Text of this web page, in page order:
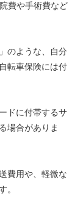
費や手術費など
のような、自分
転車保険には付
ドに付帯するサ
場合がありま
費用や、軽微な
。